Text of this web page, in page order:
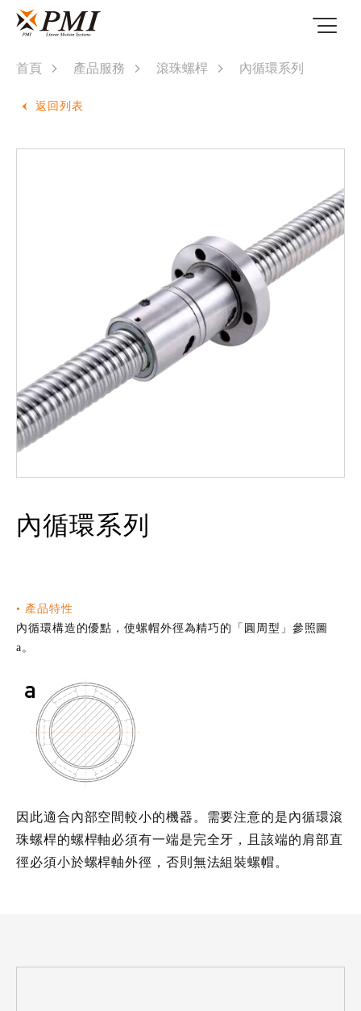
首頁 產品服務 滾珠螺桿 內循環系列
返回列表
內循環系列
• 產品特性
內循環構造的優點，使螺帽外徑為精巧的「圓周型」參照圖
a。
因此適合內部空間較小的機器。需要注意的是內循環滾
珠螺桿的螺桿軸必須有一端是完全牙，且該端的肩部直
徑必須小於螺桿軸外徑，否則無法組裝螺帽。